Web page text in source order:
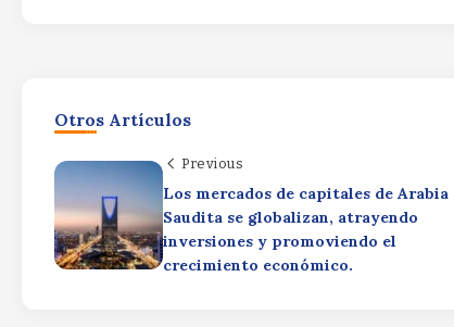
Otros Artículos
Previous
Los mercados de capitales de Arabia
Saudita se globalizan, atrayendo
inversiones y promoviendo el
crecimiento económico.